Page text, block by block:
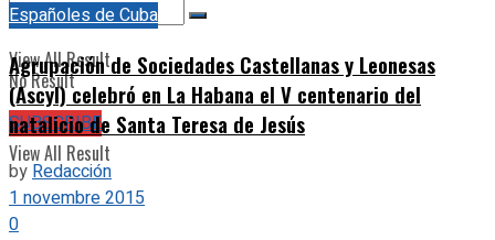
View All Result
SUBSCRIBE
No Result
View All Result
Españoles de Cuba
Agrupación de Sociedades Castellanas y Leonesas
(Ascyl) celebró en La Habana el V centenario del
natalicio de Santa Teresa de Jesús
byRedacción
1 novembre 2015
0